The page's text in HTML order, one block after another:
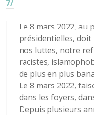
7/
Le 8 mars 2022, au
présidentielles, doit
nos luttes, notre
racistes,
de plus en plus
Le 8 mars 2022,
dans les foyers,
Depuis plusieurs